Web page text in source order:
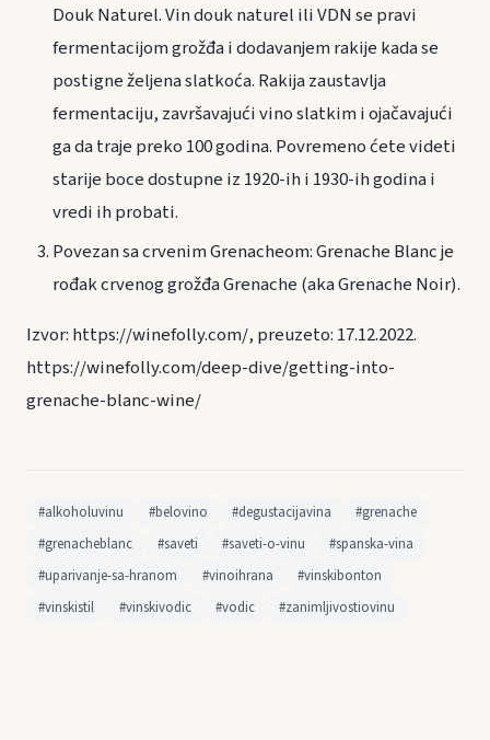
Douk Naturel. Vin douk naturel ili VDN se pravi
fermentacijom grožđa i dodavanjem rakije kada se
postigne željena slatkoća. Rakija zaustavlja
fermentaciju, završavajući vino slatkim i ojačavajući
ga da traje preko 100 godina. Povremeno ćete videti
starije boce dostupne iz 1920-ih i 1930-ih godina i
vredi ih probati.
Povezan sa crvenim Grenacheom: Grenache Blanc je
rođak crvenog grožđa Grenache (aka Grenache Noir).
Izvor: https://winefolly.com/, preuzeto: 17.12.2022.
https://winefolly.com/deep-dive/getting-into-
grenache-blanc-wine/
#alkoholuvinu #belovino #degustacijavina
#grenache
#grenacheblanc
#saveti #saveti-o-vinu
#spanska-vina
#uparivanje-sa-hranom
#vinoihrana
#vinskibonton
#vinskistil
#vinskivodic #vodic #zanimljivostiovinu